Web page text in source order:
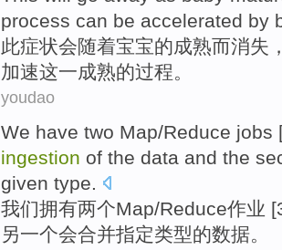
process can be accelerated by
此症状会随着宝宝的成熟而消失
加速这一成熟的过程。
youdao
We have two Map/Reduce jobs
ingestion of the data and the
given type.
我们拥有两个Map/Reduce作业 [
另一个会合并指定类型的数据。